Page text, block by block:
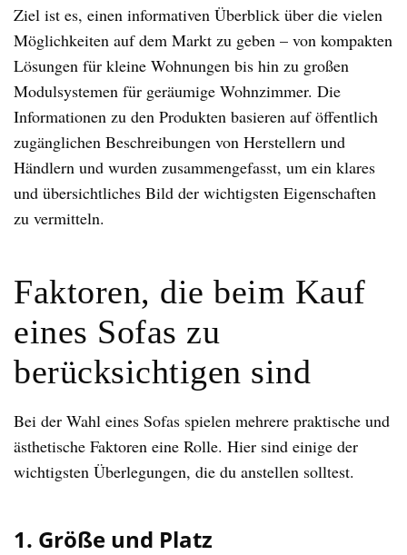
Ziel ist es, einen informativen Überblick über die vielen
Möglichkeiten auf dem Markt zu geben – von kompakten
Lösungen für kleine Wohnungen bis hin zu großen
Modulsystemen für geräumige Wohnzimmer. Die
Informationen zu den Produkten basieren auf öffentlich
zugänglichen Beschreibungen von Herstellern und
Händlern und wurden zusammengefasst, um ein klares
und übersichtliches Bild der wichtigsten Eigenschaften
zu vermitteln.
Faktoren, die beim Kauf
eines Sofas zu
berücksichtigen sind
Bei der Wahl eines Sofas spielen mehrere praktische und
ästhetische Faktoren eine Rolle. Hier sind einige der
wichtigsten Überlegungen, die du anstellen solltest.
1. Größe und Platz